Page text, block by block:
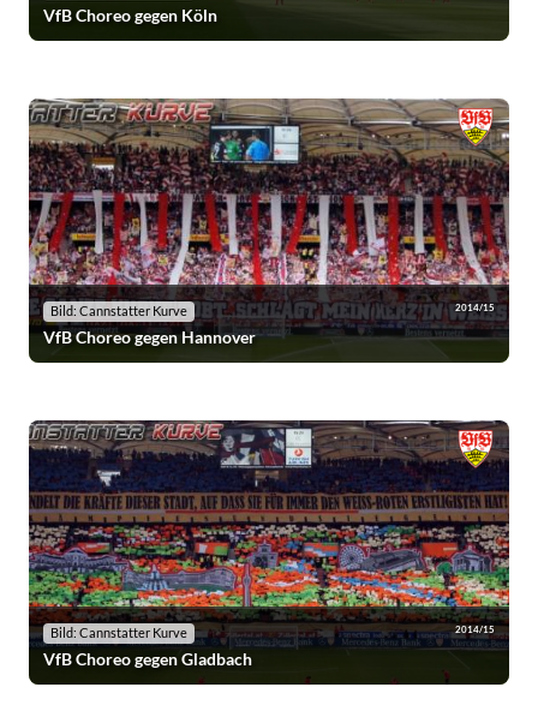
VfB Choreo gegen Köln
Bild: Cannstatter Kurve 2014/15
VfB Choreo gegen Hannover
Bild: Cannstatter Kurve 2014/15
VfB Choreo gegen Gladbach